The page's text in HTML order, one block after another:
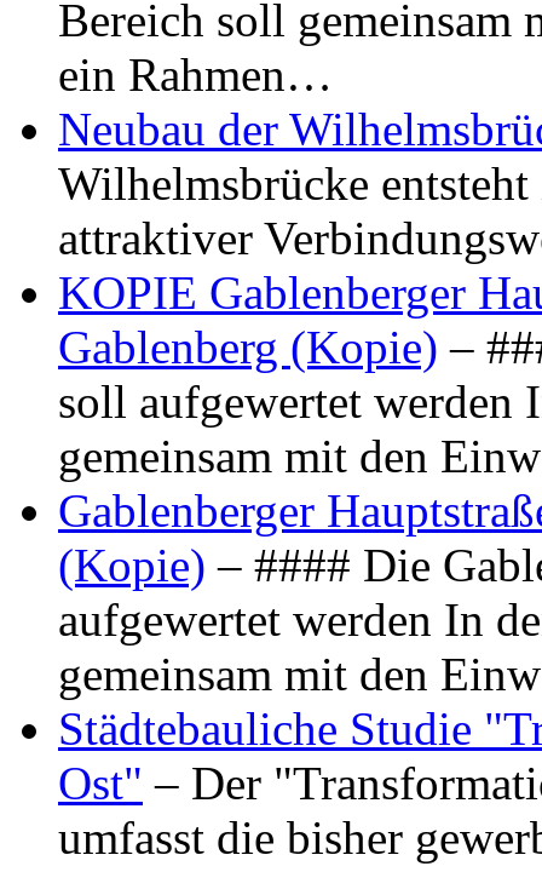
Bereich soll gemeinsam
ein Rahmen…
Neubau der
Wilhelmsbrücke
attraktiver
KOPIE Gablenberger
Gablenberg (Kopie) –
soll aufgewertet werden
gemeinsam mit den
Gablenberger
(Kopie) – #### Die
aufgewertet werden In
gemeinsam mit den
Städtebauliche Studie
Ost" – Der
umfasst die bisher